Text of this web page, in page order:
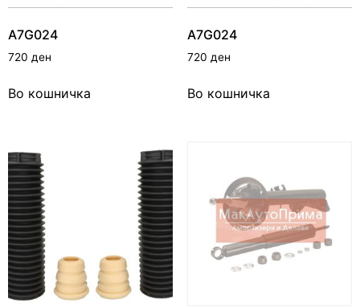
A7G024
720 ден
Во кошничка
A7G024
720 ден
Во кошничка